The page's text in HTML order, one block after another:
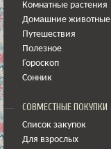
Комнатные растения
Домашние животные
Путешествия
Полезное
Гороскоп
Сонник
СОВМЕСТНЫЕ ПОКУПКИ
Список закупок
Для взрослых